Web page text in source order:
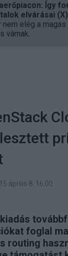
Így
elvárásai (X)
nem elég a magas
várnak.
április 8. 16:00
foglal
routing